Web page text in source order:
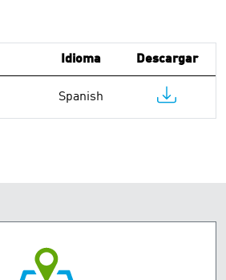
Idioma Descargar
Spanish